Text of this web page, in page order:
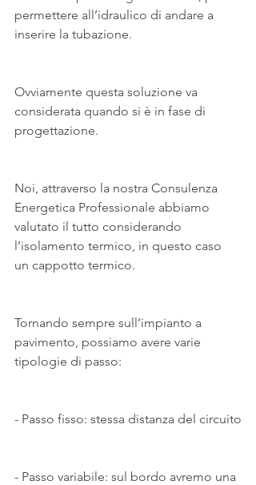
permettere all’idraulico di andare a
inserire la tubazione.
Ovviamente questa soluzione va
considerata quando si è in fase di
progettazione.
Noi, attraverso la nostra Consulenza
Energetica Professionale abbiamo
valutato il tutto considerando
l’isolamento termico, in questo caso
un cappotto termico.
Tornando sempre sull’impianto a
pavimento, possiamo avere varie
tipologie di passo:
- Passo fisso: stessa distanza del circuito
- Passo variabile: sul bordo avremo una